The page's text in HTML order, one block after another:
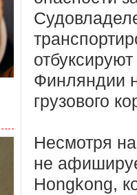
Финляндии
грузового
Несмотря
не
Hongkong,